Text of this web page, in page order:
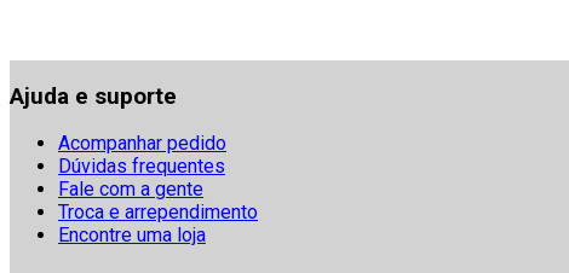
Ajuda e suporte
Acompanhar pedido
Dúvidas frequentes
Fale com a gente
Troca e arrependimento
Encontre uma loja